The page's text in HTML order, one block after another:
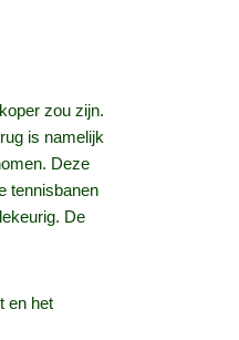
zou zijn.
is namelijk
Deze
tennisbanen
De
en het